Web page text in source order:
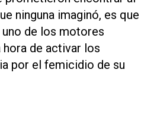
ninguna imaginó, es que
de los motores
hora de activar los
por el femicidio de su